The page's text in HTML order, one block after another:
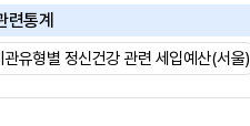
련통계
관유형별 정신건강 관련 세입예산(서울)